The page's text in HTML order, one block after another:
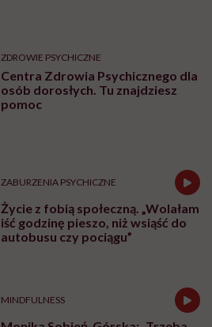
ZDROWIE PSYCHICZNE
Centra Zdrowia Psychicznego dla
osób dorosłych. Tu znajdziesz
pomoc
ZABURZENIA PSYCHICZNE
Życie z fobią społeczną. „Wolałam
iść godzinę pieszo, niż wsiąść do
autobusu czy pociągu”
MINDFULNESS